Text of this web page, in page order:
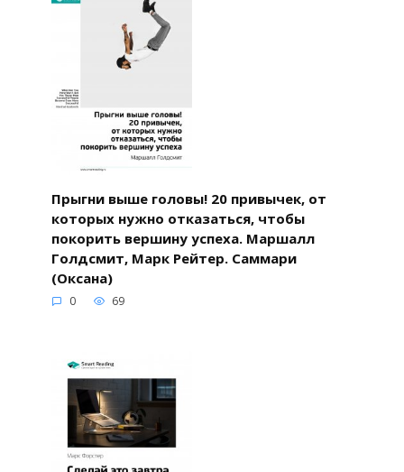
Прыгни выше головы! 20 привычек, от
которых нужно отказаться, чтобы
покорить вершину успеха. Маршалл
Голдсмит, Марк Рейтер. Саммари
(Оксана)
0 69